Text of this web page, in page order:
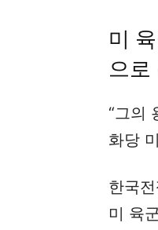
미
으로
“그의
화당
한국
미 육